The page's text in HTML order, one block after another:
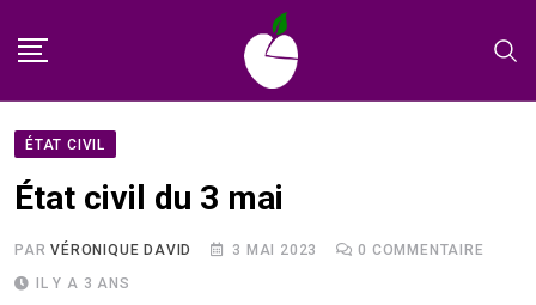
ÉTAT CIVIL
État civil du 3 mai
PARVÉRONIQUE DAVID 3 MAI 2023 0 COMMENTAIRE
IL Y A 3 ANS